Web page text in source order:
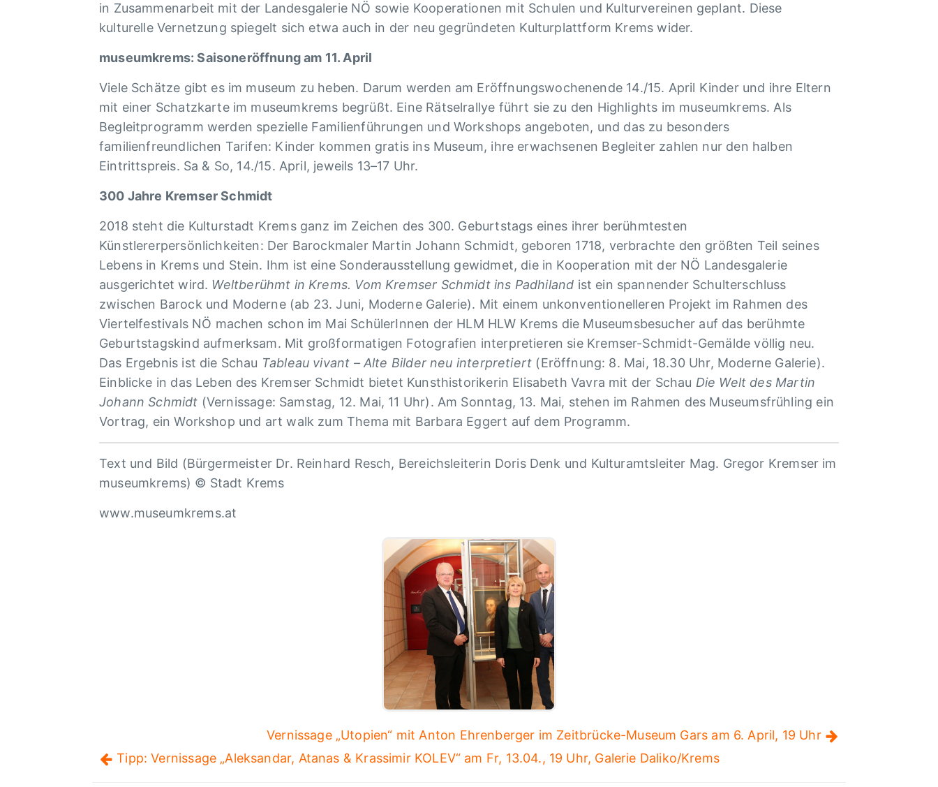
in Zusammenarbeit mit der Landesgalerie NÖ sowie Kooperationen mit Schulen und Kulturvereinen geplant. Diese
kulturelle Vernetzung spiegelt sich etwa auch in der neu gegründeten Kulturplattform Krems wider.
museumkrems: Saisoneröffnung am 11. April
Viele Schätze gibt es im museum zu heben. Darum werden am Eröffnungswochenende 14./15. April Kinder und ihre Eltern
mit einer Schatzkarte im museumkrems begrüßt. Eine Rätselrallye führt sie zu den Highlights im museumkrems. Als
Begleitprogramm werden spezielle Familienführungen und Workshops angeboten, und das zu besonders
familienfreundlichen Tarifen: Kinder kommen gratis ins Museum, ihre erwachsenen Begleiter zahlen nur den halben
Eintrittspreis. Sa & So, 14./15. April, jeweils 13–17 Uhr.
300 Jahre Kremser Schmidt
2018 steht die Kulturstadt Krems ganz im Zeichen des 300. Geburtstags eines ihrer berühmtesten
Künstlererpersönlichkeiten: Der Barockmaler Martin Johann Schmidt, geboren 1718, verbrachte den größten Teil seines
Lebens in Krems und Stein. Ihm ist eine Sonderausstellung gewidmet, die in Kooperation mit der NÖ Landesgalerie
ausgerichtet wird. Weltberühmt in Krems. Vom Kremser Schmidt ins Padhiland ist ein spannender Schulterschluss
zwischen Barock und Moderne (ab 23. Juni, Moderne Galerie). Mit einem unkonventionelleren Projekt im Rahmen des
Viertelfestivals NÖ machen schon im Mai SchülerInnen der HLM HLW Krems die Museumsbesucher auf das berühmte
Geburtstagskind aufmerksam. Mit großformatigen Fotografien interpretieren sie Kremser-Schmidt-Gemälde völlig neu.
Das Ergebnis ist die Schau Tableau vivant – Alte Bilder neu interpretiert (Eröffnung: 8. Mai, 18.30 Uhr, Moderne Galerie).
Einblicke in das Leben des Kremser Schmidt bietet Kunsthistorikerin Elisabeth Vavra mit der Schau Die Welt des Martin
Johann Schmidt (Vernissage: Samstag, 12. Mai, 11 Uhr). Am Sonntag, 13. Mai, stehen im Rahmen des Museumsfrühling ein
Vortrag, ein Workshop und art walk zum Thema mit Barbara Eggert auf dem Programm.
Text und Bild (Bürgermeister Dr. Reinhard Resch, Bereichsleiterin Doris Denk und Kulturamtsleiter Mag. Gregor Kremser im
museumkrems) © Stadt Krems
www.museumkrems.at
Vernissage „Utopien“ mit Anton Ehrenberger im Zeitbrücke-Museum Gars am 6. April, 19 Uhr
Tipp: Vernissage „Aleksandar, Atanas & Krassimir KOLEV“ am Fr, 13.04., 19 Uhr, Galerie Daliko/Krems